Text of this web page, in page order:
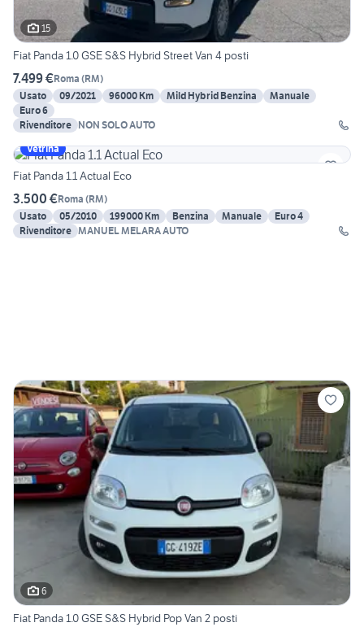
15
Fiat Panda 1.0 GSE S&S Hybrid Street Van 4 posti
7.499 €Roma (RM)
Usato
09/2021 96000 Km Mild Hybrid Benzina
Manuale
Euro 6
Rivenditore NON SOLO AUTO
Vetrina
Fiat Panda 1.1 Actual Eco
3.500 €Roma (RM)
Usato
05/2010 199000 Km Benzina Manuale
Euro 4
Rivenditore MANUEL MELARA AUTO
6
Fiat Panda 1.0 GSE S&S Hybrid Pop Van 2 posti